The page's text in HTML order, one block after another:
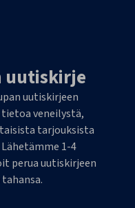
uutiskirje
uutiskirjeen
veneilystä,
tarjouksista
1-4
perua uutiskirjeen